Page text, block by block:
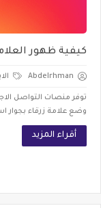
كيفية ظهور
Abdelrhman
توفر منصات التواصل
وضع علامة زرقاء
أقراء المزيد